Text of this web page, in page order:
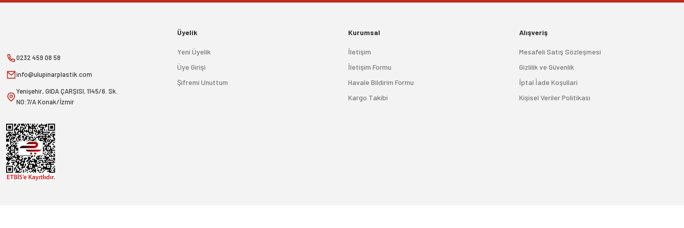
0232 459 08 58
info@ulupinarplastik.com
Yenişehir, GIDA ÇARŞISI, 1145/6. Sk.
NO:7/A Konak/İzmir
Üyelik
Yeni Üyelik
Üye Girişi
Şifremi Unuttum
Kurumsal
İletişim
İletişim Formu
Havale Bildirim Formu
Kargo Takibi
Alışveriş
Mesafeli Satış Sözleşmesi
Gizlilik ve Güvenlik
İptal İade Koşullari
Kişisel Veriler Politikası